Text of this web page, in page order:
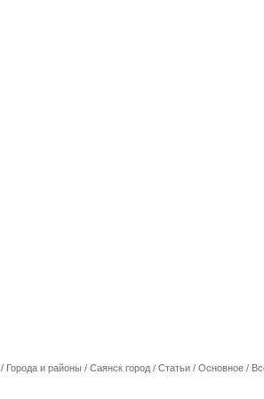
/ Города и районы / Саянск город / Cтатьи / Основное /